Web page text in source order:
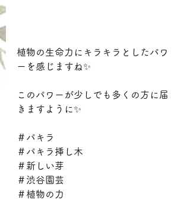
植物の生命力にキラキラとしたパワ
ーを感じますね✨
このパワーが少しでも多くの方に届
きますように✨
＃パキラ
＃パキラ挿し木
＃新しい芽
＃渋谷園芸
＃植物の力